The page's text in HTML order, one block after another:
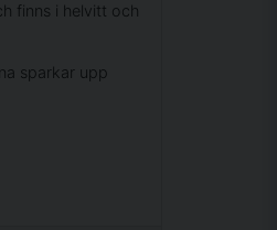
finns i helvitt och
sparkar upp